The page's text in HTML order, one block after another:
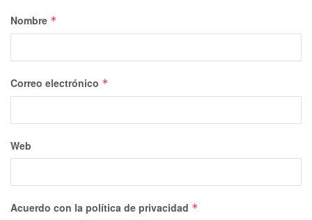
Nombre *
Correo electrónico *
Web
Acuerdo con la política de privacidad *